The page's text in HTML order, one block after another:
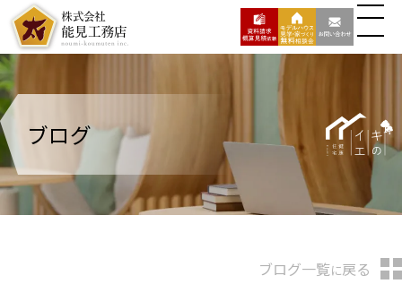
ブログ
ブログ一覧に戻る